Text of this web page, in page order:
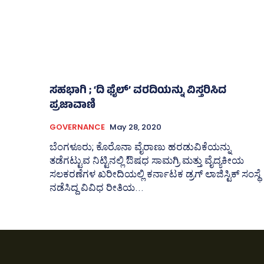
ಸಹಭಾಗಿ ; ‘ದಿ ಫೈಲ್‌’ ವರದಿಯನ್ನು ವಿಸ್ತರಿಸಿದ
ಪ್ರಜಾವಾಣಿ
GOVERNANCE May 28, 2020
ಬೆಂಗಳೂರು; ಕೊರೊನಾ ವೈರಾಣು ಹರಡುವಿಕೆಯನ್ನು
ತಡೆಗಟ್ಟುವ ನಿಟ್ಟಿನಲ್ಲಿ ಔಷಧ ಸಾಮಗ್ರಿ ಮತ್ತು ವೈದ್ಯಕೀಯ
ಸಲಕರಣೆಗಳ ಖರೀದಿಯಲ್ಲಿ ಕರ್ನಾಟಕ ಡ್ರಗ್‌ ಲಾಜಿಸ್ಟಿಕ್‌ ಸಂಸ್ಥೆ
ನಡೆಸಿದ್ದ ವಿವಿಧ ರೀತಿಯ...